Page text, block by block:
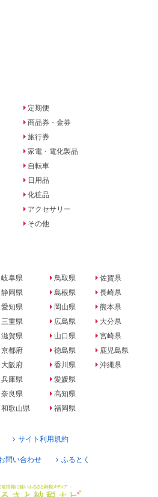
定期便
商品券・金券
旅行券
家電・電化製品
自転車
日用品
化粧品
アクセサリー
その他
岐阜県
静岡県
愛知県
三重県
滋賀県
京都府
大阪府
兵庫県
奈良県
和歌山県
鳥取県
島根県
岡山県
広島県
山口県
徳島県
香川県
愛媛県
高知県
福岡県
佐賀県
長崎県
熊本県
大分県
宮崎県
鹿児島県
沖縄県
サイト利用規約
問い合わせ ふるとく